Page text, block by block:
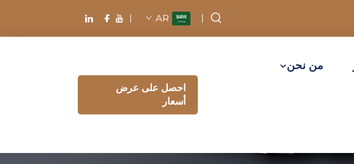
AR
من نحن
احصل على عرض
أسعار